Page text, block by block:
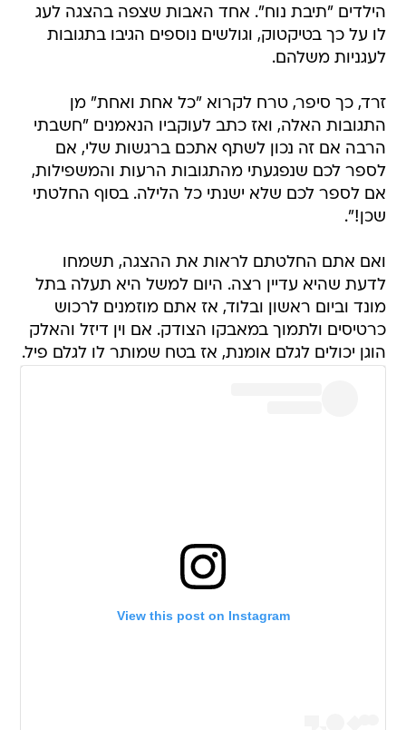
הילדים "תיבת נוח". אחד האבות שצפה בהצגה לעג
לו על כך בטיקטוק, וגולשים נוספים הגיבו בתגובות
לעגניות משלהם.
זרד, כך סיפר, טרח לקרוא "כל אחת ואחת" מן
התגובות האלה, ואז כתב לעוקביו הנאמנים "חשבתי
הרבה אם זה נכון לשתף אתכם ברגשות שלי, אם
לספר לכם שנפגעתי מהתגובות הרעות והמשפילות,
אם לספר לכם שלא ישנתי כל הלילה. בסוף החלטתי
שכן!".
ואם אתם החלטתם לראות את ההצגה, תשמחו
לדעת שהיא עדיין רצה. היום למשל היא תעלה בתל
מונד וביום ראשון ובלוד, אז אתם מוזמנים לרכוש
כרטיסים ולתמוך במאבקו הצודק. אם וין דיזל והאלק
הוגן יכולים לגלם אומנת, אז בטח שמותר לו לגלם פיל.
View this post on Instagram